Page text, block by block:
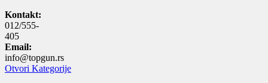
Kontakt:
012/555-
405
Email:
info@topgun.rs
Otvori Kategorije